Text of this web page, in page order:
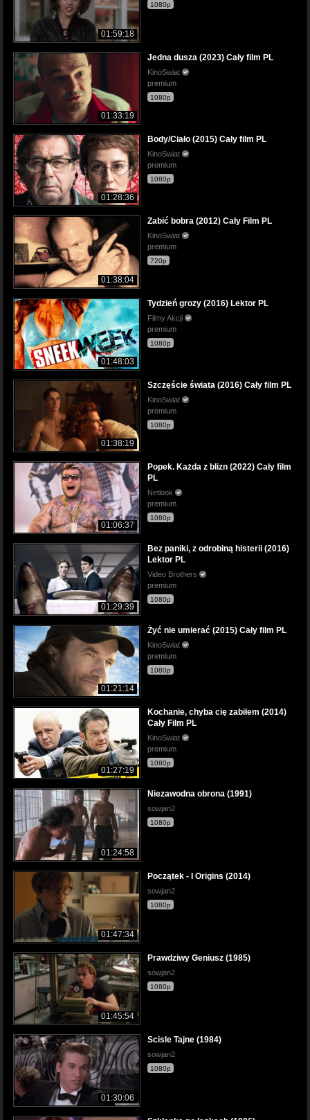
01:59:18
1080p
01:33:19
Jedna dusza (2023) Cały film PL
KinoSwiat
premium
1080p
01:28:36
Body/Ciało (2015) Cały film PL
KinoSwiat
premium
1080p
01:38:04
Zabić bobra (2012) Cały Film PL
KinoSwiat
premium
720p
01:48:03
Tydzień grozy (2016) Lektor PL
Filmy Akcji
premium
1080p
01:38:19
Szczęście świata (2016) Cały film PL
KinoSwiat
premium
1080p
01:06:37
Popek. Każda z blizn (2022) Cały film
PL
Netlook
premium
1080p
01:29:39
Bez paniki, z odrobiną histerii (2016)
Lektor PL
Video Brothers
premium
1080p
01:21:14
Żyć nie umierać (2015) Cały film PL
KinoSwiat
premium
1080p
01:27:19
Kochanie, chyba cię zabiłem (2014)
Cały Film PL
KinoSwiat
premium
1080p
01:24:58
Niezawodna obrona (1991)
sowjan2
1080p
01:47:34
Początek - I Origins (2014)
sowjan2
1080p
01:45:54
Prawdziwy Geniusz (1985)
sowjan2
1080p
01:30:06
Scisle Tajne (1984)
sowjan2
1080p